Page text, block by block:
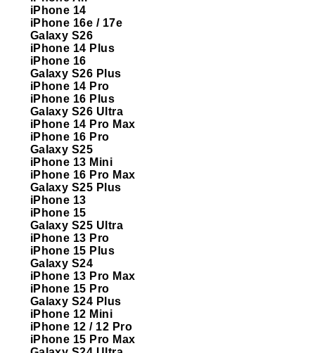
iPhone 14
iPhone 16e / 17e
Galaxy S26
iPhone 14 Plus
iPhone 16
Galaxy S26 Plus
iPhone 14 Pro
iPhone 16 Plus
Galaxy S26 Ultra
iPhone 14 Pro Max
iPhone 16 Pro
Galaxy S25
iPhone 13 Mini
iPhone 16 Pro Max
Galaxy S25 Plus
iPhone 13
iPhone 15
Galaxy S25 Ultra
iPhone 13 Pro
iPhone 15 Plus
Galaxy S24
iPhone 13 Pro Max
iPhone 15 Pro
Galaxy S24 Plus
iPhone 12 Mini
iPhone 12 / 12 Pro
iPhone 15 Pro Max